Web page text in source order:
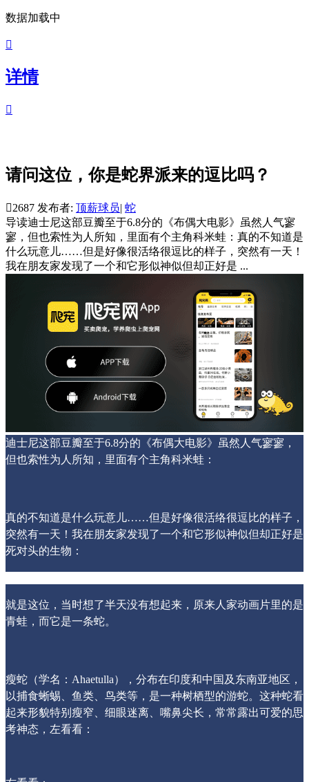
数据加载中

详情

请问这位，你是蛇界派来的逗比吗？
2687 发布者: 顶薪球员| 蛇
导读迪士尼这部豆瓣至于6.8分的《布偶大电影》虽然人气寥
寥，但也索性为人所知，里面有个主角科米蛙：真的不知道是
什么玩意儿……但是好像很活络很逗比的样子，突然有一天！
我在朋友家发现了一个和它形似神似但却正好是 ...
迪士尼这部豆瓣至于6.8分的《布偶大电影》虽然人气寥寥，
但也索性为人所知，里面有个主角科米蛙：
真的不知道是什么玩意儿……但是好像很活络很逗比的样子，
突然有一天！我在朋友家发现了一个和它形似神似但却正好是
死对头的生物：
就是这位，当时想了半天没有想起来，原来人家动画片里的是
青蛙，而它是一条蛇。
瘦蛇（学名：Ahaetulla），分布在印度和中国及东南亚地区，
以捕食蜥蜴、鱼类、鸟类等，是一种树栖型的游蛇。这种蛇看
起来形貌特别瘦窄、细眼迷离、嘴鼻尖长，常常露出可爱的思
考神态，左看看：